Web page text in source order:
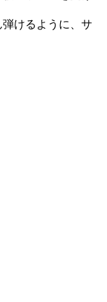
けるように、サ